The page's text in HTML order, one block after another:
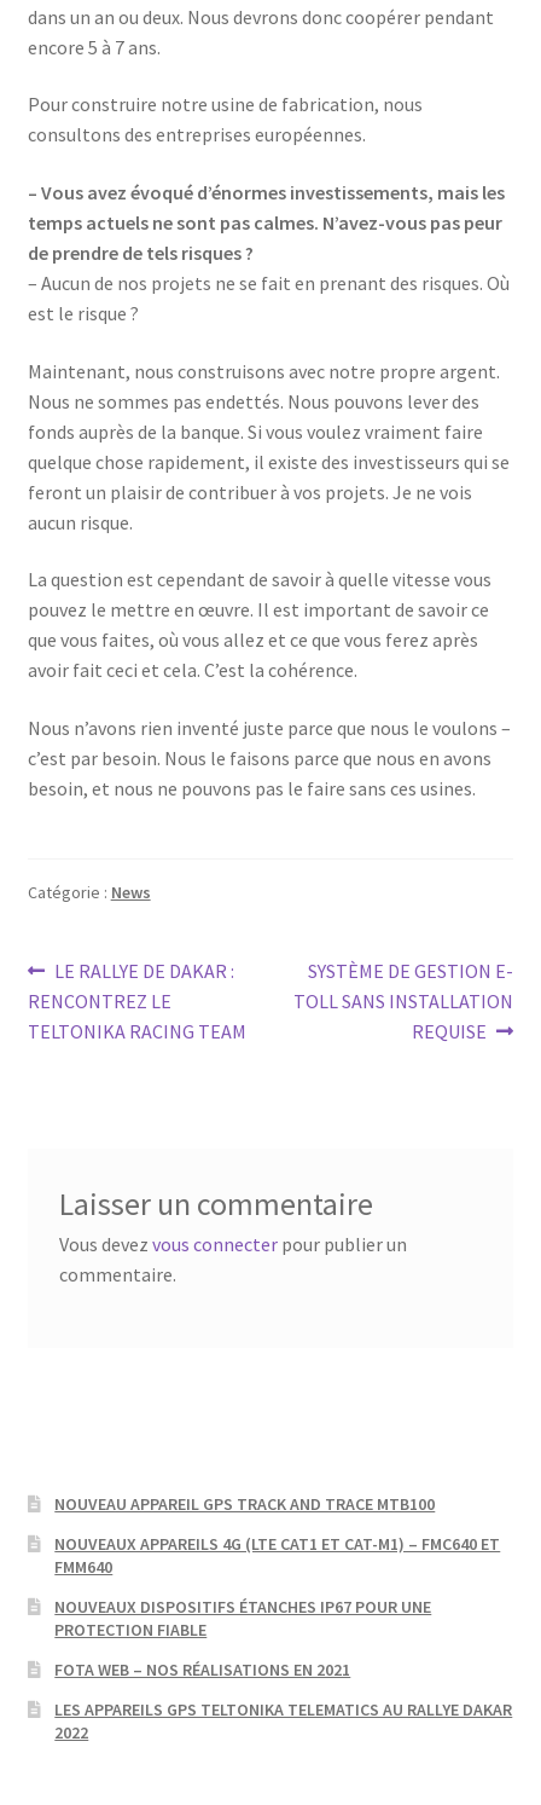
dans un an ou deux. Nous devrons donc coopérer pendant
encore 5 à 7 ans.
Pour construire notre usine de fabrication, nous
consultons des entreprises européennes.
– Vous avez évoqué d’énormes investissements, mais les
temps actuels ne sont pas calmes. N’avez-vous pas peur
de prendre de tels risques ?
– Aucun de nos projets ne se fait en prenant des risques. Où
est le risque ?
Maintenant, nous construisons avec notre propre argent.
Nous ne sommes pas endettés. Nous pouvons lever des
fonds auprès de la banque. Si vous voulez vraiment faire
quelque chose rapidement, il existe des investisseurs qui se
feront un plaisir de contribuer à vos projets. Je ne vois
aucun risque.
La question est cependant de savoir à quelle vitesse vous
pouvez le mettre en œuvre. Il est important de savoir ce
que vous faites, où vous allez et ce que vous ferez après
avoir fait ceci et cela. C’est la cohérence.
Nous n’avons rien inventé juste parce que nous le voulons –
c’est par besoin. Nous le faisons parce que nous en avons
besoin, et nous ne pouvons pas le faire sans ces usines.
Catégorie : News
Navigation
de
Article
précédent :
LE RALLYE DE DAKAR :
RENCONTREZ LE
TELTONIKA RACING TEAM
Article
suivant :
SYSTÈME DE GESTION E-
TOLL SANS INSTALLATION
REQUISE
Laisser un commentaire
Vous devez vous connecterpour publier un
commentaire.
NOUVEAU APPAREIL GPS TRACK AND TRACE MTB100
NOUVEAUX APPAREILS 4G (LTE CAT1 ET CAT-M1) – FMC640 ET
FMM640
NOUVEAUX DISPOSITIFS ÉTANCHES IP67 POUR UNE
PROTECTION FIABLE
FOTA WEB – NOS RÉALISATIONS EN 2021
LES APPAREILS GPS TELTONIKA TELEMATICS AU RALLYE DAKAR
2022